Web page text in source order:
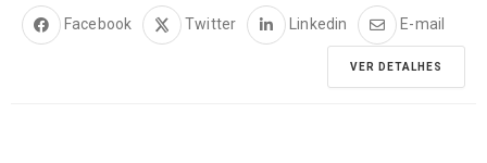
Facebook Twitter Linkedin E-mail
VER DETALHES